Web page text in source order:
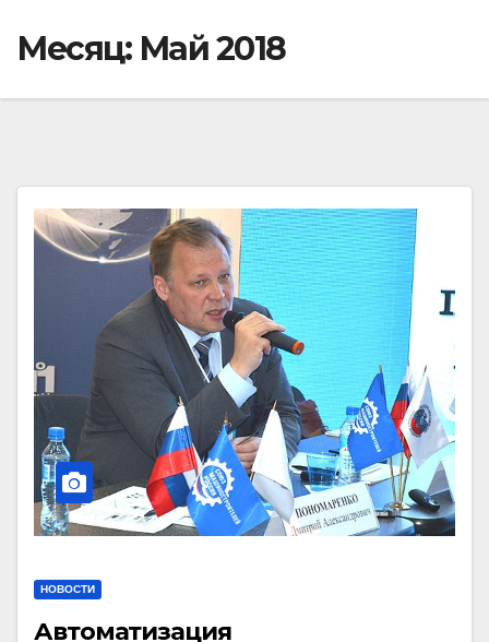
Месяц: Май 2018
НОВОСТИ
Автоматизация